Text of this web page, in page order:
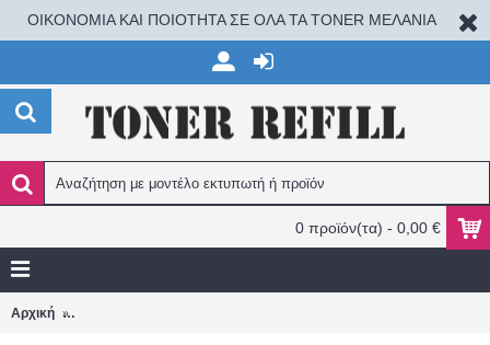
ΟΙΚΟΝΟΜΙΑ ΚΑΙ ΠΟΙΟΤΗΤΑ ΣΕ ΟΛΑ ΤΑ TONER ΜΕΛΑΝΙΑ
0 προϊόν(τα) - 0,00 €
Αρχική